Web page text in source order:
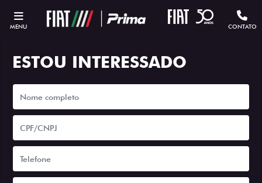
MENU CONTATO
ESTOU INTERESSADO